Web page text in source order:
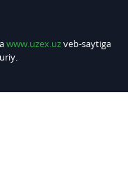
www.uzex.uzveb-saytiga